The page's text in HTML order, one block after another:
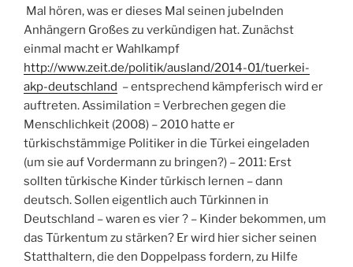
Mal hören, was er dieses Mal seinen jubelnden
Anhängern Großes zu verkündigen hat. Zunächst
einmal macht er Wahlkampf
http://www.zeit.de/politik/ausland/2014-01/tuerkei-
akp-deutschland – entsprechend kämpferisch wird er
auftreten. Assimilation = Verbrechen gegen die
Menschlichkeit (2008) – 2010 hatte er
türkischstämmige Politiker in die Türkei eingeladen
(um sie auf Vordermann zu bringen?) – 2011: Erst
sollten türkische Kinder türkisch lernen – dann
deutsch. Sollen eigentlich auch Türkinnen in
Deutschland – waren es vier ? – Kinder bekommen, um
das Türkentum zu stärken? Er wird hier sicher seinen
Statthaltern, die den Doppelpass fordern, zu Hilfe